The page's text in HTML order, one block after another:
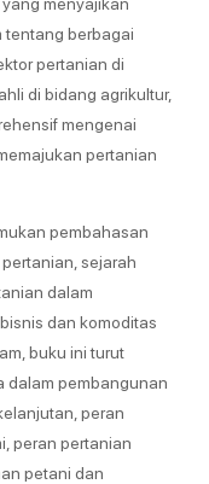
tentang berbagai
pertanian di
di bidang agrikultur,
mengenai
pertanian
pembahasan
sejarah
dalam
dan komoditas
buku ini turut
dalam pembangunan
peran
peran pertanian
petani dan